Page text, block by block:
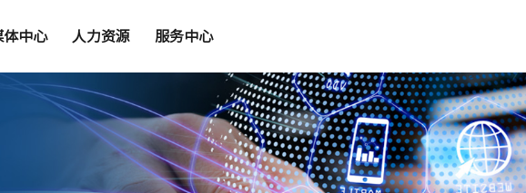
体中心 人力资源 服务中心